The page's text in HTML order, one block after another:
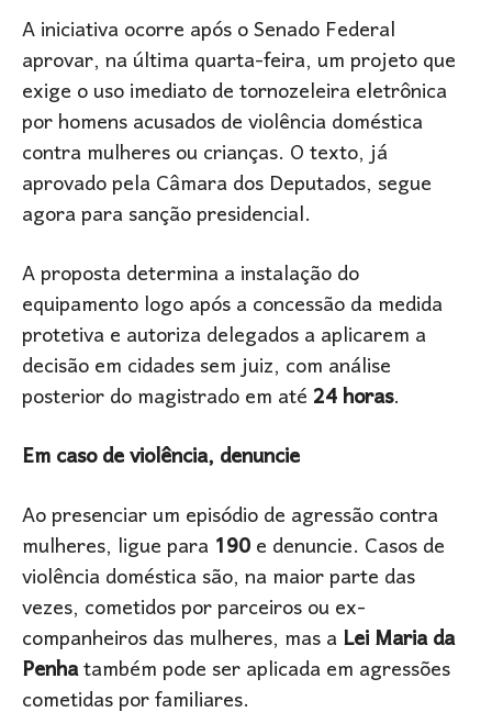
A iniciativa ocorre após o Senado Federal
aprovar, na última quarta-feira, um projeto que
exige o uso imediato de tornozeleira eletrônica
por homens acusados de violência doméstica
contra mulheres ou crianças. O texto, já
aprovado pela Câmara dos Deputados, segue
agora para sanção presidencial.
A proposta determina a instalação do
equipamento logo após a concessão da medida
protetiva e autoriza delegados a aplicarem a
decisão em cidades sem juiz, com análise
posterior do magistrado em até24 horas.
Em caso de violência, denuncie
Ao presenciar um episódio de agressão contra
mulheres, ligue para190e denuncie. Casos de
violência doméstica são, na maior parte das
vezes, cometidos por parceiros ou ex-
companheiros das mulheres, mas aLei Maria da
Penhatambém pode ser aplicada em agressões
cometidas por familiares.